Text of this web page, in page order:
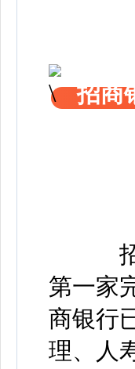
招商
招
第一家
商银行
理、人